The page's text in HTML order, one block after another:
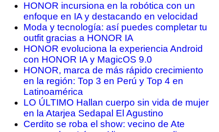
HONOR incursiona en la robótica con un
enfoque en IA y destacando en velocidad
Moda y tecnología: así puedes completar tu
outfit gracias a HONOR IA
HONOR evoluciona la experiencia Android
con HONOR IA y MagicOS 9.0
HONOR, marca de más rápido crecimiento
en la región: Top 3 en Perú y Top 4 en
Latinoamérica
LO ÚLTIMO Hallan cuerpo sin vida de mujer
en la Atarjea Sedapal El Agustino
Cerdito se roba el show: vecino de Ate